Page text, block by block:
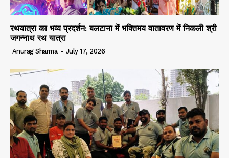
रथयात्रा का भव्य प्रदर्शन: बलटाना में भक्तिमय वातावरण में निकली श्री
जगन्नाथ रथ यात्रा
Anurag Sharma - July 17, 2026